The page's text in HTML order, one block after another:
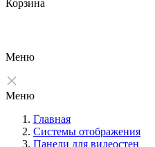
Корзина
Меню
Меню
Главная
Системы отображения
Панели для видеостен